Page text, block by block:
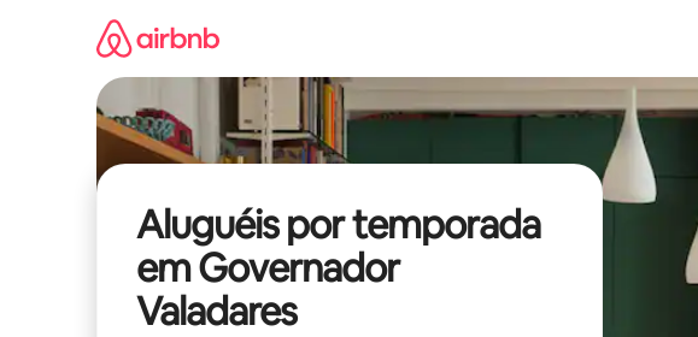
Aluguéis por temporada
em Governador
Valadares